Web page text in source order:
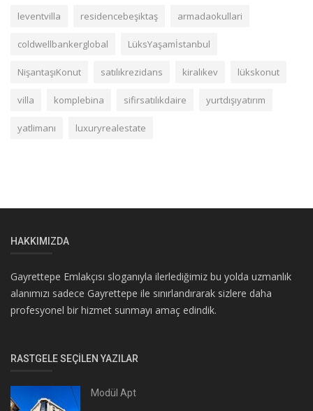
leventvilla residencebeşiktaş armadaokullari
coldwellbankerglobal LüksYaşamİstanbul
NişantaşıKonut satılıkrezidans kiralıkev lükskonut
villa komplebina sifirsatılıkdaire yurtdışıyatırım
yatlimanı luxuryrealestate
HAKKIMIZDA
Gayrettepe Emlakçısı sloganıyla ilerlediğimiz bu yolda uzmanlık
alanımızı sadece Gayrettepe ile sınırlandırarak sizlere daha
profesyonel bir hizmet sunmayı amaç edindik.
RASTGELE SEÇILEN YAZILAR
Modül Apt